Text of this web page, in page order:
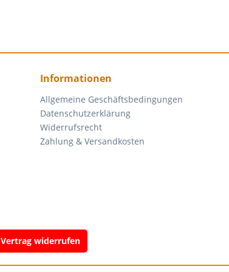
Informationen
Allgemeine Geschäftsbedingungen
Datenschutzerklärung
Widerrufsrecht
Zahlung & Versandkosten
Vertrag widerrufen